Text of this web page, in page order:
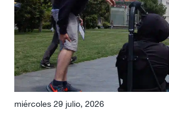
miércoles 29 julio, 2026